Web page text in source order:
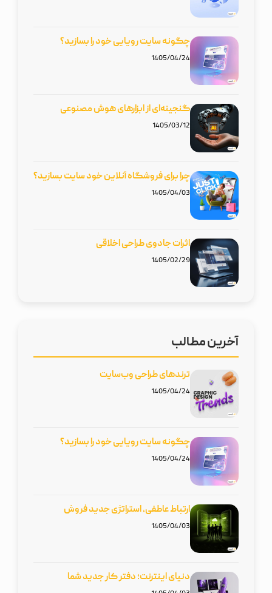
چگونه سایت رویایی خود را بسازید؟
1405/04/24
گنجینه‌ای از ابزارهای هوش مصنوعی
1405/03/12
چرا برای فروشگاه آنلاین خود سایت بسازید؟
1405/04/03
اثرات جادوی طراحی اخلاقی
1405/02/29
آخرین مطالب
ترند‌های طراحی وب‌سایت‌
1405/04/24
چگونه سایت رویایی خود را بسازید؟
1405/04/24
ارتباط عاطفی، استراتژی جدید فروش
1405/04/03
دنیای اینترنت؛ دفتر کار جدید شما